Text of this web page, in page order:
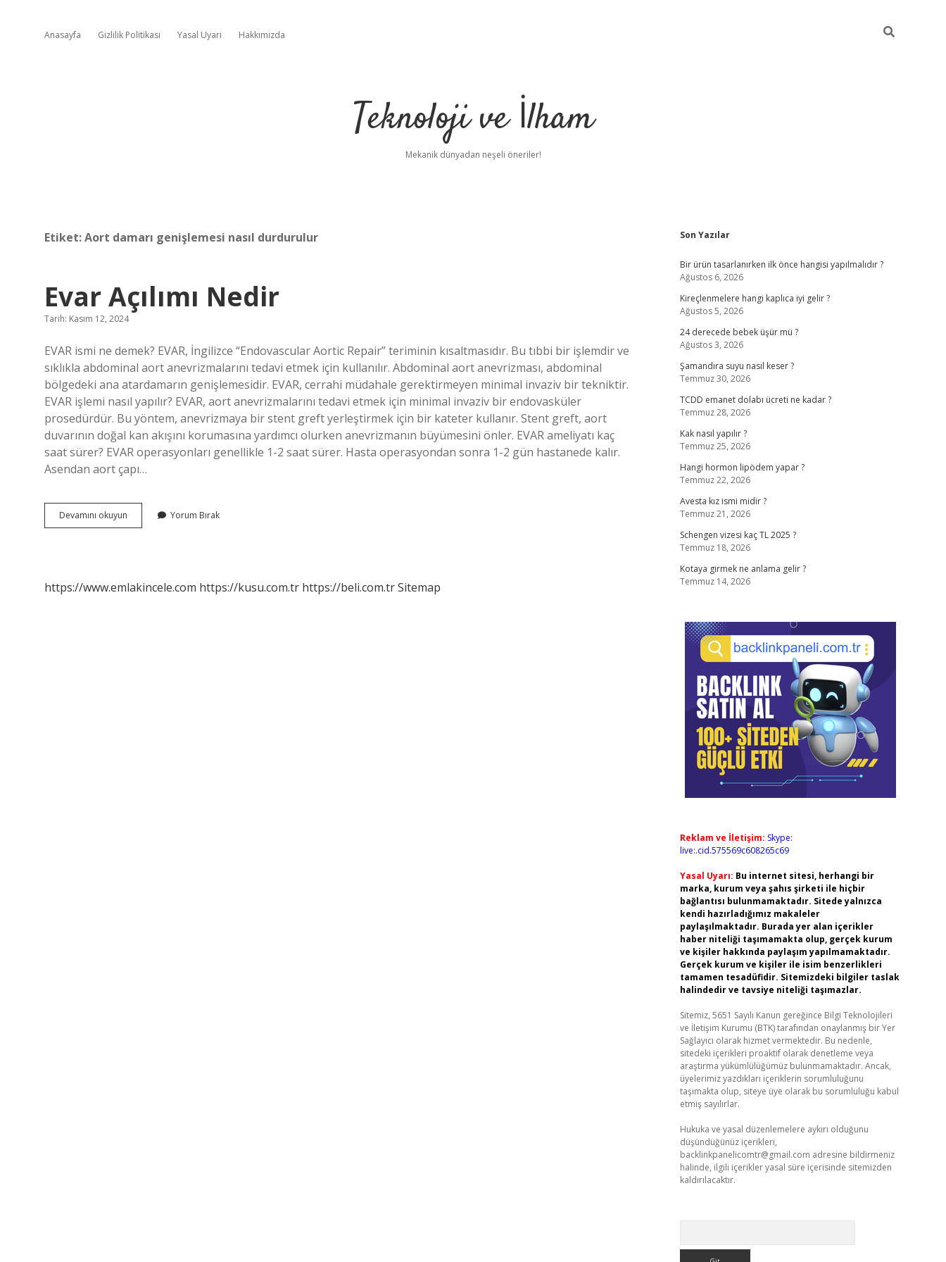
Anasayfa Gizlilik Politikası Yasal Uyarı Hakkımızda
Teknoloji ve İlham
Mekanik dünyadan neşeli öneriler!
Etiket:Aort damarı genişlemesi nasıl durdurulur
Evar Açılımı Nedir
Tarih: Kasım 12, 2024
EVAR ismi ne demek? EVAR, İngilizce “Endovascular Aortic Repair” teriminin kısaltmasıdır. Bu tıbbi bir işlemdir ve
sıklıkla abdominal aort anevrizmalarını tedavi etmek için kullanılır. Abdominal aort anevrizması, abdominal
bölgedeki ana atardamarın genişlemesidir. EVAR, cerrahi müdahale gerektirmeyen minimal invaziv bir tekniktir.
EVAR işlemi nasıl yapılır? EVAR, aort anevrizmalarını tedavi etmek için minimal invaziv bir endovasküler
prosedürdür. Bu yöntem, anevrizmaya bir stent greft yerleştirmek için bir kateter kullanır. Stent greft, aort
duvarının doğal kan akışını korumasına yardımcı olurken anevrizmanın büyümesini önler. EVAR ameliyatı kaç
saat sürer? EVAR operasyonları genellikle 1-2 saat sürer. Hasta operasyondan sonra 1-2 gün hastanede kalır.
Asendan aort çapı…
Devamını okuyun
Açılımı
Yorum Bırak
https://www.emlakincele.com https://kusu.com.tr https://beli.com.trSitemap
Sidebar
Son Yazılar
Bir ürün tasarlanırken ilk önce hangisi yapılmalıdır ?
Ağustos 6, 2026
Kireçlenmelere hangi kaplıca iyi gelir ?
Ağustos 5, 2026
24 derecede bebek üşür mü ?
Ağustos 3, 2026
Şamandıra suyu nasıl keser ?
Temmuz 30, 2026
TCDD emanet dolabı ücreti ne kadar ?
Temmuz 28, 2026
Kak nasıl yapılır ?
Temmuz 25, 2026
Hangi hormon lipödem yapar ?
Temmuz 22, 2026
Avesta kız ismi midir ?
Temmuz 21, 2026
Schengen vizesi kaç TL 2025 ?
Temmuz 18, 2026
Kotaya girmek ne anlama gelir ?
Temmuz 14, 2026
Reklam ve İletişim: Skype:
live:.cid.575569c608265c69
Yasal Uyarı: Bu internet sitesi, herhangi bir
marka, kurum veya şahıs şirketi ile hiçbir
bağlantısı bulunmamaktadır. Sitede yalnızca
kendi hazırladığımız makaleler
paylaşılmaktadır. Burada yer alan içerikler
haber niteliği taşımamakta olup, gerçek kurum
ve kişiler hakkında paylaşım yapılmamaktadır.
Gerçek kurum ve kişiler ile isim benzerlikleri
tamamen tesadüfidir. Sitemizdeki bilgiler taslak
halindedir ve tavsiye niteliği taşımazlar.
Sitemiz, 5651 Sayılı Kanun gereğince Bilgi Teknolojileri
ve İletişim Kurumu (BTK) tarafından onaylanmış bir Yer
Sağlayıcı olarak hizmet vermektedir. Bu nedenle,
sitedeki içerikleri proaktif olarak denetleme veya
araştırma yükümlülüğümüz bulunmamaktadır. Ancak,
üyelerimiz yazdıkları içeriklerin sorumluluğunu
taşımakta olup, siteye üye olarak bu sorumluluğu kabul
etmiş sayılırlar.
Hukuka ve yasal düzenlemelere aykırı olduğunu
düşündüğünüz içerikleri,
backlinkpanelicomtr@gmail.com adresine bildirmeniz
halinde, ilgili içerikler yasal süre içerisinde sitemizden
kaldırılacaktır.